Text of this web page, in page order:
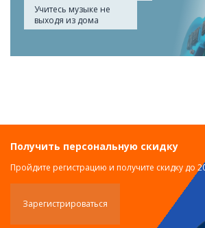
Учитесь музыке не
выходя из дома
Получить персональную скидку
Пройдите регистрацию и получите скидку до
Зарегистрироваться